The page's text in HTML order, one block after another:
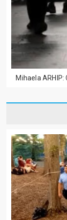
Mihaela